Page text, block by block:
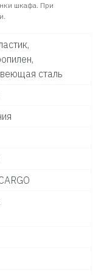
шкафа. При
сталь